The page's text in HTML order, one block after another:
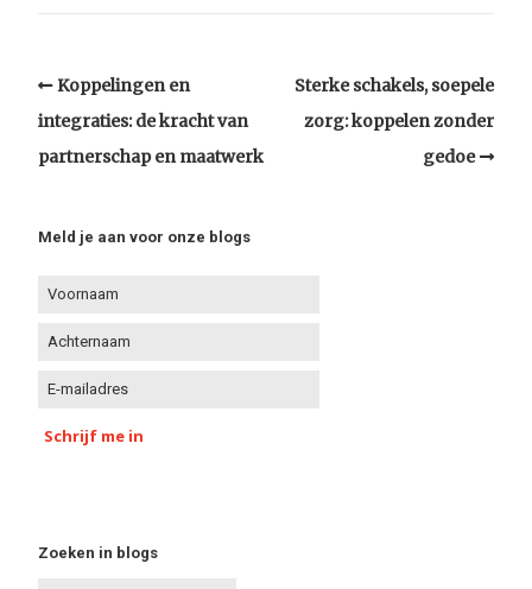
Koppelingen en
integraties: de kracht van
partnerschap en maatwerk
Sterke schakels, soepele
zorg: koppelen zonder
gedoe
Meld je aan voor onze blogs
Schrijf me in
Zoeken in blogs